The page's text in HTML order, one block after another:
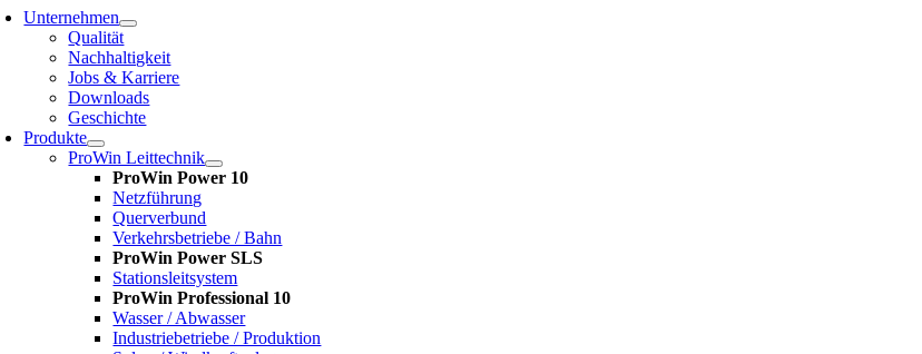
Unternehmen
Qualität
Nachhaltigkeit
Jobs & Karriere
Downloads
Geschichte
Produkte
ProWin Leittechnik
ProWin Power 10
Netzführung
Querverbund
Verkehrsbetriebe / Bahn
ProWin Power SLS
Stationsleitsystem
ProWin Professional 10
Wasser / Abwasser
Industriebetriebe / Produktion